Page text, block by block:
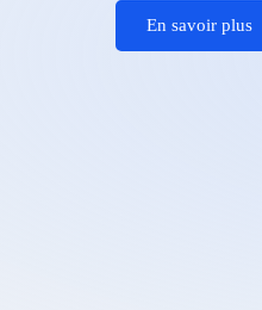
En savoir plus